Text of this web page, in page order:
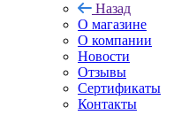
Назад
О магазине
О компании
Новости
Отзывы
Сертификаты
Контакты